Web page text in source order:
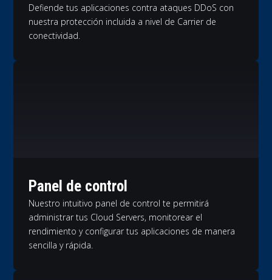
Defiende tus aplicaciones contra ataques DDoS con
nuestra protección incluida a nivel de Carrier de
conectividad.
Panel de control
Nuestro intuitivo panel de control te permitirá
administrar tus Cloud Servers, monitorear el
rendimiento y configurar tus aplicaciones de manera
sencilla y rápida.